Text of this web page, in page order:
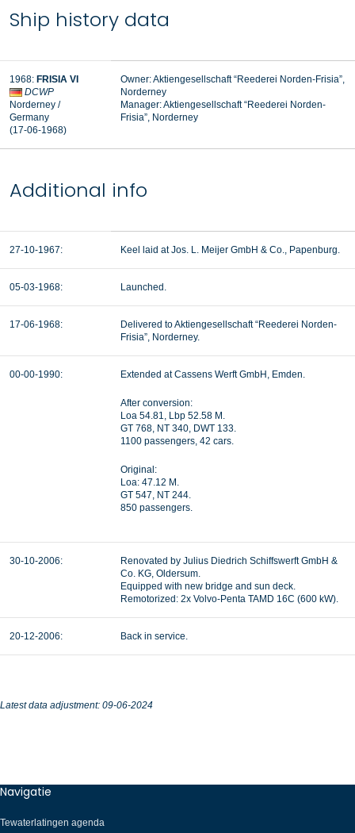
Ship history data
1968: FRISIA VI
DCWP
Norderney /
Germany
(17-06-1968)
Owner: Aktiengesellschaft “Reederei Norden-Frisia”,
Norderney
Manager:Aktiengesellschaft “Reederei Norden-
Frisia”, Norderney
Additional info
27-10-1967: Keel laid at Jos. L. Meijer GmbH & Co., Papenburg.
05-03-1968: Launched.
17-06-1968: Delivered toAktiengesellschaft “Reederei Norden-
Frisia”, Norderney.
00-00-1990: Extended at Cassens Werft GmbH, Emden.
After conversion:
Loa 54.81, Lbp 52.58 M.
GT 768, NT 340, DWT 133.
1100 passengers, 42 cars.
Original:
Loa: 47.12 M.
GT 547, NT 244.
850 passengers.
30-10-2006:
Renovated by Julius Diedrich Schiffswerft GmbH &
Co. KG, Oldersum.
Equipped with new bridge and sun deck.
Remotorized: 2x Volvo-Penta TAMD 16C (600 kW).
20-12-2006: Back in service.
Latest data adjustment: 09-06-2024
Navigatie
Tewaterlatingen agenda